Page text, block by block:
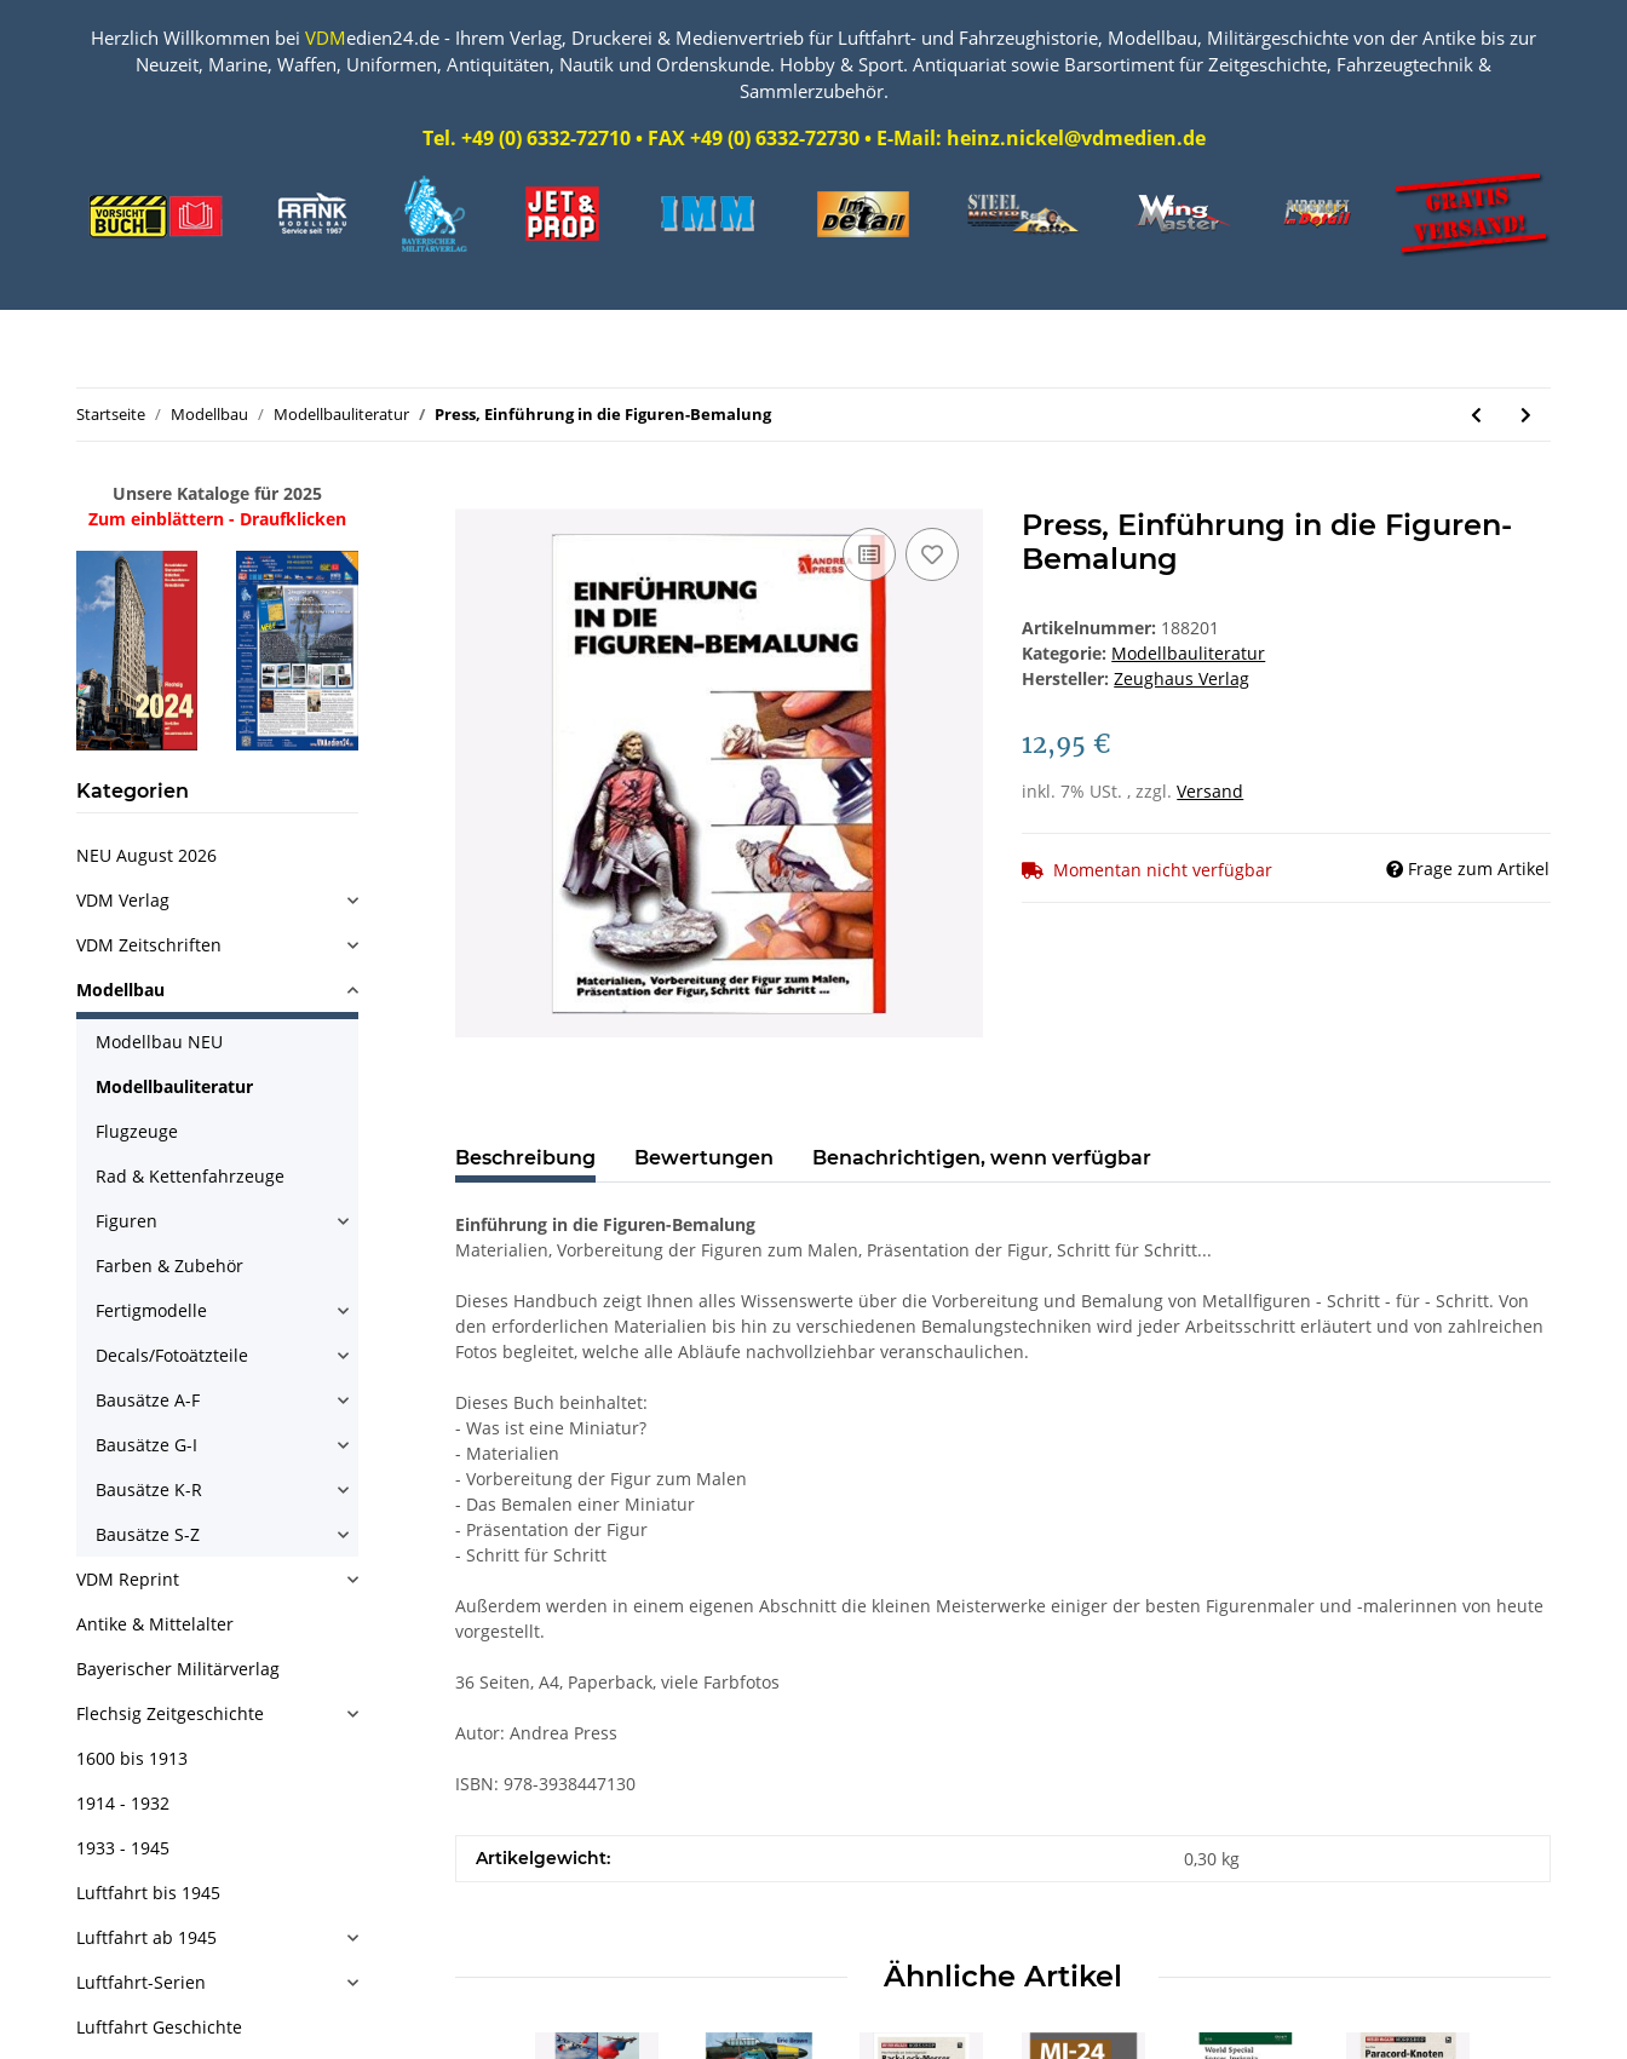
Herzlich Willkommen bei VDMedien24.de - Ihrem Verlag, Druckerei & Medienvertrieb für Luftfahrt- und Fahrzeughistorie, Modellbau, Militärgeschichte von der Antike bis zur
Neuzeit, Marine, Waffen, Uniformen, Antiquitäten, Nautik und Ordenskunde. Hobby & Sport. Antiquariat sowie Barsortiment für Zeitgeschichte, Fahrzeugtechnik &
Sammlerzubehör.
Tel. +49 (0) 6332-72710 • FAX +49 (0) 6332-72730 • E-Mail: heinz.nickel@vdmedien.de
Startseite Modellbau Modellbauliteratur Press, Einführung in die Figuren-Bemalung
Press, Einführung in die Figuren-
Bemalung
Artikelnummer: 188201
Kategorie: Modellbauliteratur
Hersteller: Zeughaus Verlag
12,95 €
inkl. 7% USt. , zzgl.Versand
Momentan nicht verfügbar Frage zum Artikel
Beschreibung Bewertungen Benachrichtigen, wenn verfügbar
Einführung in die Figuren-Bemalung
Materialien, Vorbereitung der Figuren zum Malen, Präsentation der Figur, Schritt für Schritt...
Dieses Handbuch zeigt Ihnen alles Wissenswerte über die Vorbereitung und Bemalung von Metallfiguren - Schritt - für - Schritt. Von
den erforderlichen Materialien bis hin zu verschiedenen Bemalungstechniken wird jeder Arbeitsschritt erläutert und von zahlreichen
Fotos begleitet, welche alle Abläufe nachvollziehbar veranschaulichen.
Dieses Buch beinhaltet:
- Was ist eine Miniatur?
- Materialien
- Vorbereitung der Figur zum Malen
- Das Bemalen einer Miniatur
- Präsentation der Figur
- Schritt für Schritt
Außerdem werden in einem eigenen Abschnitt die kleinen Meisterwerke einiger der besten Figurenmaler und -malerinnen von heute
vorgestellt.
36 Seiten, A4, Paperback, viele Farbfotos
Autor: Andrea Press
ISBN: 978-3938447130
Artikelgewicht: 0,30 kg
Ähnliche Artikel
Unsere Kataloge für 2025
Zum einblättern - Draufklicken
Kategorien
NEU August 2026
VDM Verlag
VDM Zeitschriften
Modellbau
Modellbau NEU
Modellbauliteratur
Flugzeuge
Rad & Kettenfahrzeuge
Figuren
Farben & Zubehör
Fertigmodelle
Decals/Fotoätzteile
Bausätze A-F
Bausätze G-I
Bausätze K-R
Bausätze S-Z
VDM Reprint
Antike & Mittelalter
Bayerischer Militärverlag
Flechsig Zeitgeschichte
1600 bis 1913
1914 - 1932
1933 - 1945
Luftfahrt bis 1945
Luftfahrt ab 1945
Luftfahrt-Serien
Luftfahrt Geschichte